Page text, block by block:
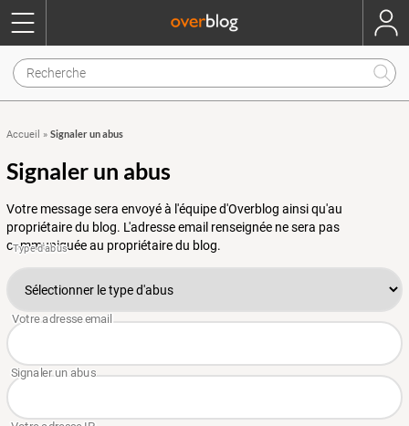
Accueil » Signaler un abus
Signaler un abus
Votre message sera envoyé à l'équipe d'Overblog ainsi qu'au
propriétaire du blog. L'adresse email renseignée ne sera pas
communiquée au propriétaire du blog.